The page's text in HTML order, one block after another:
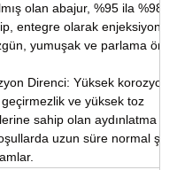
olan abajur, %95 ila %98
entegre olarak enjeksiyonla
yumuşak ve parlama
Direnci: Yüksek korozyon
ve yüksek toz
sahip olan aydınlatma
uzun süre normal